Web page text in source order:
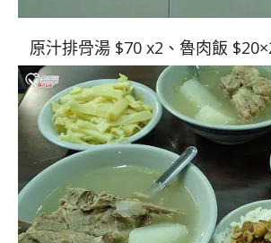
原汁排骨湯 $70 x2、魯肉飯